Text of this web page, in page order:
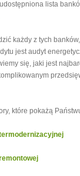
lista
każdy z tych
jest audyt
się, jaki jest
które pokażą